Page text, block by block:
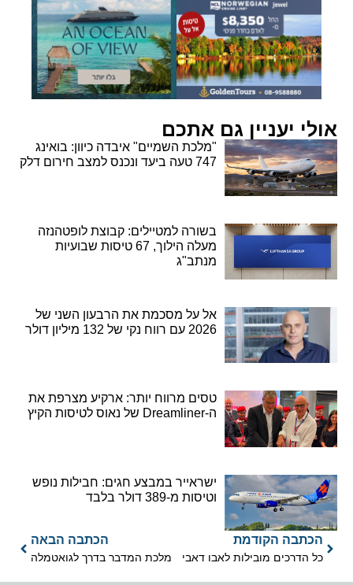
אולי יעניין גם אתכם
"מלכת השמיים" איבדה כיוון: בואינג
747 טעה ביעד ונכנס למצב חירום דלק
בשורה למטיילים: קבוצת לופטהנזה
מעלה הילוך, 67 טיסות שבועיות
מנתב"ג
אל על מסכמת את הרבעון השני של
2026 עם רווח נקי של 132 מיליון דולר
טסים מרווח יותר: ארקיע מצרפת את
ה-Dreamliner של נאוס לטיסות הקיץ
ישראייר במבצע חגים: חבילות נופש
וטיסות מ-389 דולר בלבד
הכתבה הקודמת
כל הדרכים מובילות לאבו דאבי
הכתבה הבאה
מלכת המדבר בדרך לגואטמלה